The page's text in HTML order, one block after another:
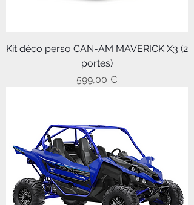
Kit déco perso CAN-AM MAVERICK X3 (2
portes)
Prix
599,00 €